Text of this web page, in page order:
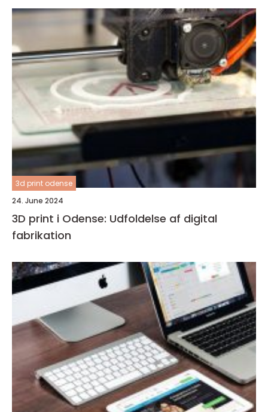
3d print odense
24. June 2024
3D print i Odense: Udfoldelse af digital
fabrikation